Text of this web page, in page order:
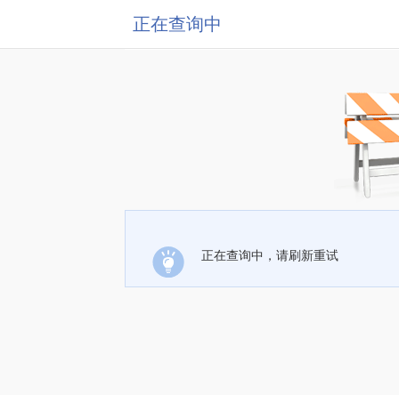
正在查询中
正在查询中，请刷新重试